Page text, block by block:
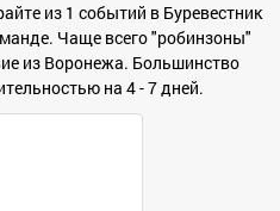
из 1 событий в Буревестник
Чаще всего "робинзоны"
из Воронежа. Большинство
на 4 - 7 дней.